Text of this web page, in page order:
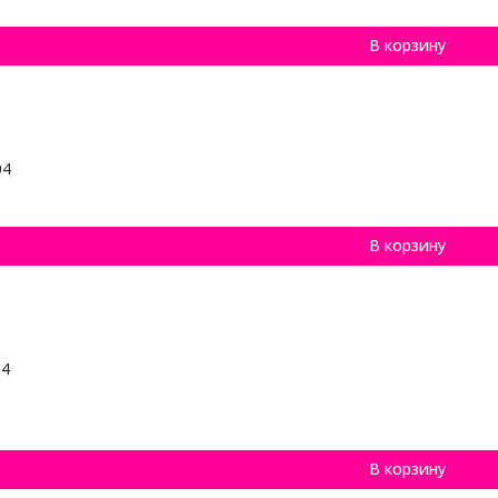
В корзину
В корзину
В корзину